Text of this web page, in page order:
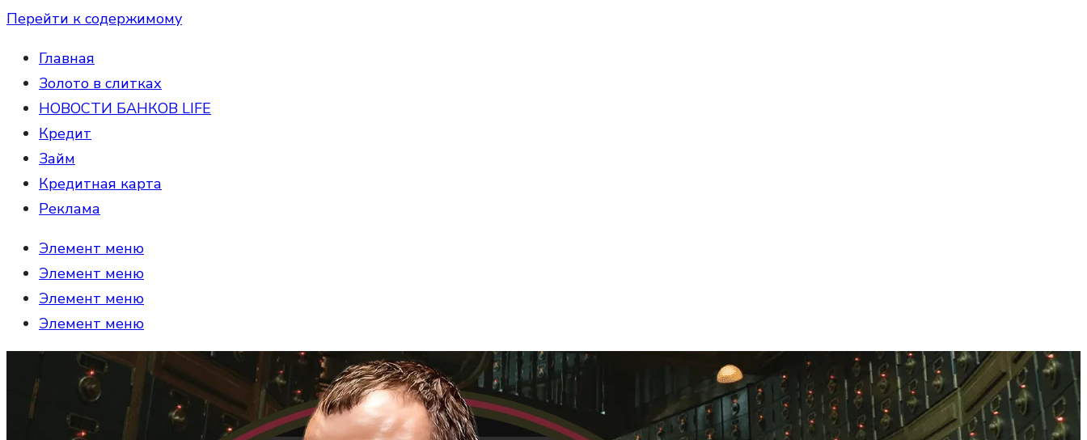
Перейти к содержимому
Главная
Золото в слитках
НОВОСТИ БАНКОВ LIFE
Кредит
Займ
Кредитная карта
Реклама
Элемент меню
Элемент меню
Элемент меню
Элемент меню